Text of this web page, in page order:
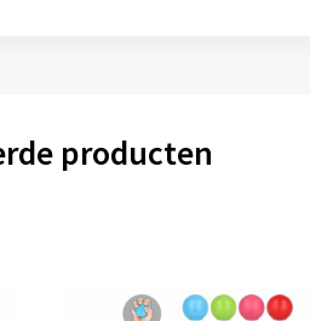
producten